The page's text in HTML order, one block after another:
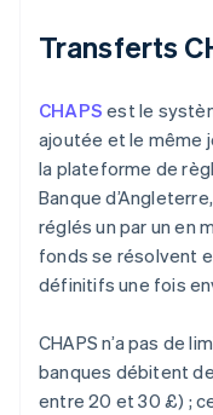
Transferts
CHAPS est le
ajoutée et le même
la plateforme de
Banque
réglés un par un en
fonds se résolvent
définitifs une fois
CHAPS n’a pas de
banques débitent
entre 20 et 30 £) ;